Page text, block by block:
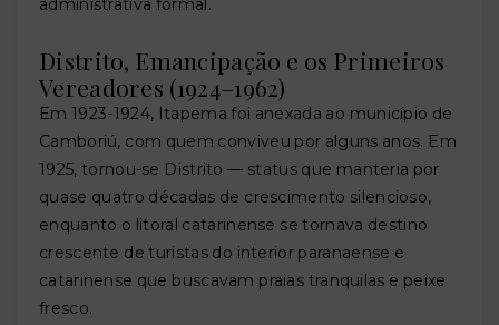
administrativa formal.
Distrito, Emancipação e os Primeiros
Vereadores (1924–1962)
Em 1923-1924, Itapema foi anexada ao município de
Camboriú, com quem conviveu por alguns anos. Em
1925, tornou-se Distrito — status que manteria por
quase quatro décadas de crescimento silencioso,
enquanto o litoral catarinense se tornava destino
crescente de turistas do interior paranaense e
catarinense que buscavam praias tranquilas e peixe
fresco.